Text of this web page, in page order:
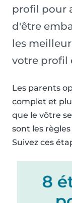
profil pour
d'être
les
votre profil
Les parents
complet et
que le vôtre
sont les
Suivez ces